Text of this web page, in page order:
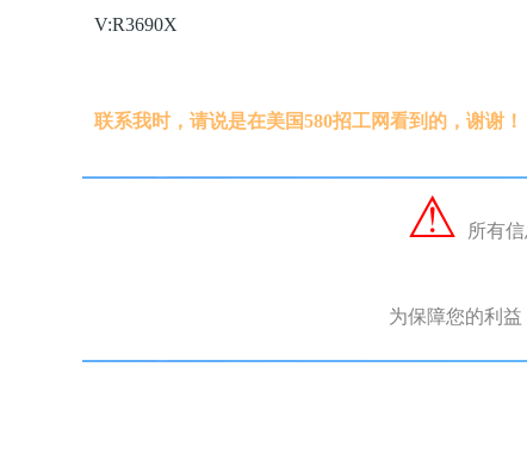
V:R3690X
联系我时，请说是在美国580招工网看到的，谢谢！
⚠︎ 所有
为保障您的利益